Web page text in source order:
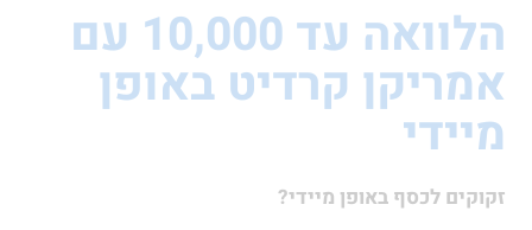
הלוואה עד 10,000 עם
קרדיט באופן
לכסף באופן מיידי?